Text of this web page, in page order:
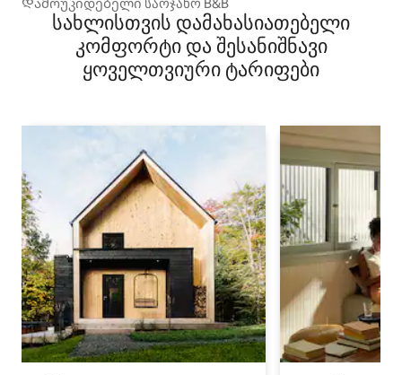
სახლისთვის დამახასიათებელი
კომფორტი და შესანიშნავი
ყოველთვიური ტარიფები